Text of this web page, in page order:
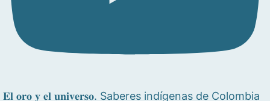
𝐄𝐥 𝐨𝐫𝐨 𝐲 𝐞𝐥 𝐮𝐧𝐢𝐯𝐞𝐫𝐬𝐨. Saberes indígenas de Colombia